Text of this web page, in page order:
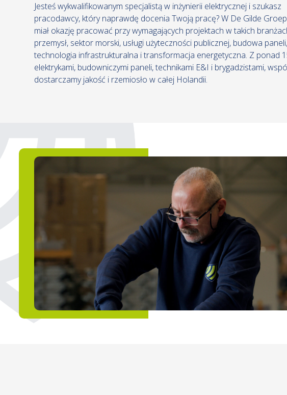
Jesteś wykwalifikowanym specjalistą w inżynierii elektrycznej i szukasz
pracodawcy, który naprawdę docenia Twoją pracę? W De Gilde
miał okazję pracować przy wymagających projektach w takich
przemysł, sektor morski, usługi użyteczności publicznej, budowa paneli,
technologia infrastrukturalna i transformacja energetyczna. Z ponad
elektrykami, budowniczymi paneli, technikami E&I i brygadzistami,
dostarczamy jakość i rzemiosło w całej Holandii.